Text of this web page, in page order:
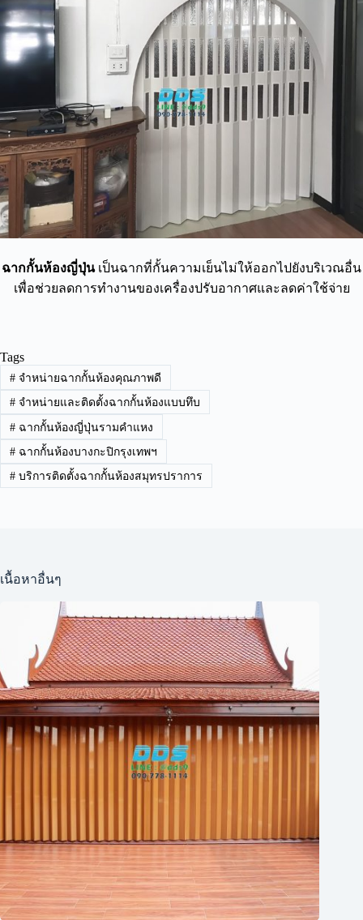
ฉากกั้นห้องญี่ปุ่นเป็นฉากที่กั้นความเย็นไม่ให้ออกไปยังบริเวณอื่น
เพื่อช่วยลดการทำงานของเครื่องปรับอากาศและลดค่าใช้จ่าย
Tags
#จำหน่ายฉากกั้นห้องคุณภาพดี
#จำหน่ายและติดตั้งฉากกั้นห้องแบบทึบ
#ฉากกั้นห้องญี่ปุ่นรามคำแหง
#ฉากกั้นห้องบางกะปิกรุงเทพฯ
#บริการติดตั้งฉากกั้นห้องสมุทรปราการ
เนื้อหาอื่นๆ